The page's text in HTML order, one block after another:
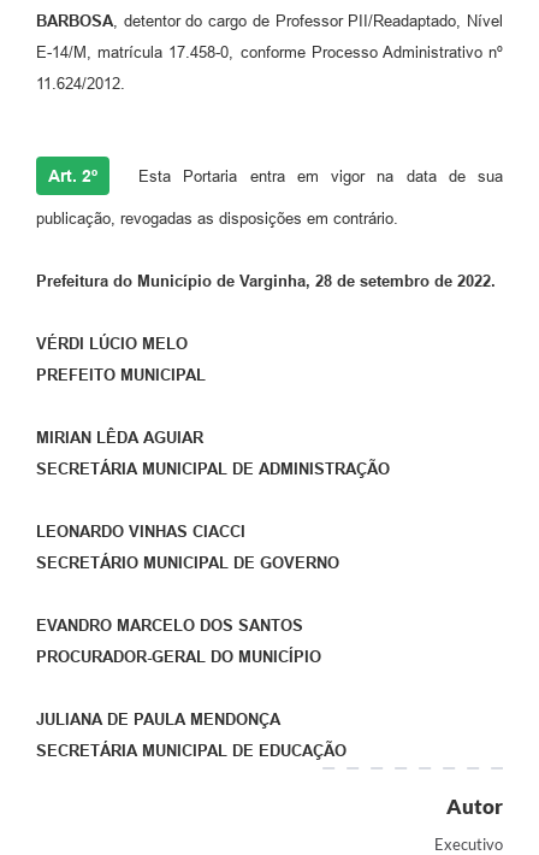
BARBOSA , detentor do cargo de Professor PII/Readaptado, Nível
E-14/M, matrícula 17.458-0, conforme Processo Administrativo nº
11.624/2012.
Art. 2º Esta Portaria entra em vigor na data de sua
publicação, revogadas as disposições em contrário.
Prefeitura do Município de Varginha, 28 de setembro de 2022.
VÉRDI LÚCIO MELO
PREFEITO MUNICIPAL
MIRIAN LÊDA AGUIAR
SECRETÁRIA MUNICIPAL DE ADMINISTRAÇÃO
LEONARDO VINHAS CIACCI
SECRETÁRIO MUNICIPAL DE GOVERNO
EVANDRO MARCELO DOS SANTOS
PROCURADOR-GERAL DO MUNICÍPIO
JULIANA DE PAULA MENDONÇA
SECRETÁRIA MUNICIPAL DE EDUCAÇÃO
Autor
Executivo